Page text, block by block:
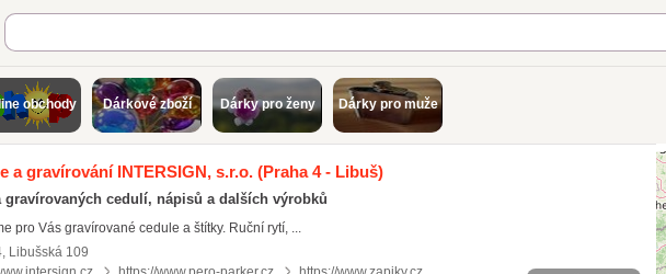
Najisto.cz
obchody Dárkové zboží Dárky pro ženy Dárky pro muže
a gravírování INTERSIGN, s.r.o. (Praha 4 - Libuš)
gravírovaných cedulí, nápisů a dalších výrobků
pro Vás gravírované cedule a štítky. Ruční rytí, ...
, Libušská 109